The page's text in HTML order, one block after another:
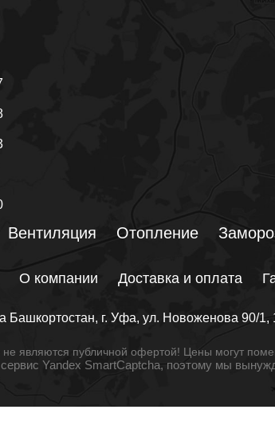
Вентиляция Отопление
О компании Доставка и оплата
Башкортостан, г. Уфа, ул. Новоженова 90/1,
являются публичной офертой! Цены могут
Yandex SmartCaptcha, поэтому мы